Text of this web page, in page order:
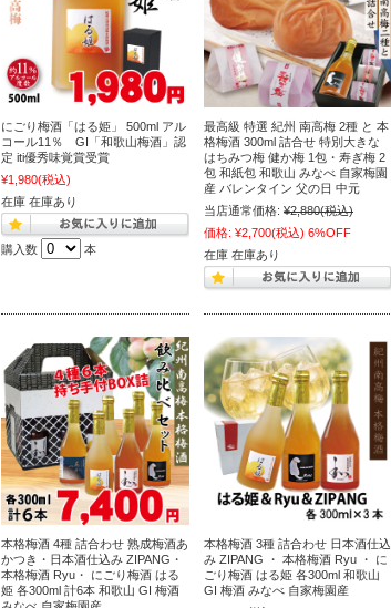
にごり梅酒「はる姫」 500ml アル
コール11％ GI「和歌山梅酒」認
定 iti優秀味覚賞受賞
¥1,980(税込)
在庫 在庫あり
購入数 本
最高級 特選 紀州 南高梅 2種 と 本
格梅酒 300ml 詰合せ 特別大きな
はちみつ梅 健か梅 1包・寿ぎ梅 2
包 和紙包 和歌山 みなべ 自家梅園
産 バレンタイン 父の日 中元
当店通常価格: ¥2,880(税込)
価格: ¥2,700(税込) 6%OFF
在庫 在庫あり
本格梅酒 4種 詰合わせ 熟成梅酒あ
かつき・日本酒仕込み ZIPANG・
本格梅酒 Ryu・ にごり梅酒 はる
姫 各300ml 計6本 和歌山 GI 梅酒
本格梅酒 3種 詰合わせ 日本酒仕込
み ZIPANG ・ 本格梅酒 Ryu ・ に
ごり梅酒 はる姫 各300ml 和歌山
GI 梅酒 みなべ 自家梅園産